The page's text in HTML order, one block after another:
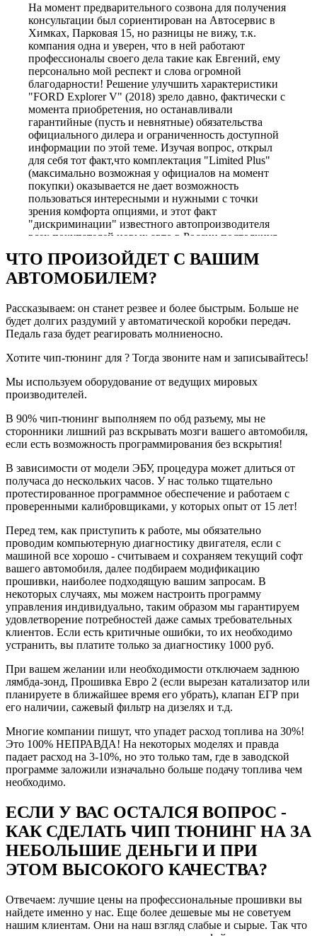
На момент предварительного созвона для получения
консультации был сориентирован на Автосервис в
Химках, Парковая 15, но разницы не вижу, т.к.
компания одна и уверен, что в ней работают
профессионалы своего дела такие как Евгений, ему
персонально мой респект и слова огромной
благодарности! Решение улучшить характеристики
"FORD Explorer V" (2018) зрело давно, фактически с
момента приобретения, но останавливали
гарантийные (пусть и невнятные) обязательства
официального дилера и ограниченность доступной
информации по этой теме. Изучая вопрос, открыл
для себя тот факт,что комплектация "Limited Plus"
(максимально возможная у официалов на момент
покупки) оказывается не дает возможность
пользоваться интересными и нужными с точки
зрения комфорта опциями, и этот факт
"дискриминации" известного автопроизводителя
всех покупателей новых авто в России подтолкнул
меня к еще более глубокому изучению вопроса.
После многочисленных прозвонов и общения, в том
числе с теми, кто пытался навязывать только свое
видение решение проблемы и не желал заниматься
остановился на компании "Зачипован", заранее
оговорив с Евгением, что окончательное решение по
тому что будем делать с авто примем во время
встречи. Так и сделали: встретились, еще раз все
оговорили и в течение получаса Евгений исполнил
все как и требовалось. В итоге получилось
активировать несколько модулей:
- при заведенном авто и отсутствии ключа
блокируется АКПП;
- активировано управление климатом "с руля" в
правом окошке БК;
- активирована индикация наружной температуры в
правом окошке БК;
- активирована возможность изменения настроек
зеркал при движении задним ходом (помощь при
парковке);
автоматически). Ну, и самое главное, уже по дороге
домой оценил в полной мере те ранее скрытые
возможности эластичной и согласованной работы
пары "двигатель/трансмиссия"автомобиля, которые
теперь стали доступны!
Евгений, огромное Вам спасибо за отзывчивость,
человеческое общение и профессионализм! Удачи и
еще больше благодарных клиентов!!!
Рейтинг отзыва:5
Давно знаю компанию и Евгения, соответственно
выбор был для меня очевиден. Договорившись
заранее о встрече, приехал в назначенное время и в
оговоренное место (удобное для обеих сторон). Женя
был как всегда пунктуален (за что ему отдельная
благодарность).
Почитал ошибки, с улыбкой сказал что я как всегда
ошибки были не связанные с жизнедеятельностью
двигателя или топливной системы, потому в чипе
отказано не было (моторы с ошибкой по двигателю
сначала конечно же чинятся).
Вообщем считали стоковую прошивку, и буквально
главное что есть результат).
Вообщем разница действительно ощутима:
Ну во первых мотор стал крутиться более 5,5 тыс
ЧТО ПРОИЗОЙДЕТ С ВАШИМ
АВТОМОБИЛЕМ?
Рассказываем: он станет резвее и более быстрым. Больше не
будет долгих раздумий у автоматической коробки передач.
Педаль газа будет реагировать молниеносно.
Хотите чип-тюнинг для ? Тогда звоните нам и записывайтесь!
Мы используем оборудование от ведущих мировых
производителей.
В 90% чип-тюнинг выполняем по обд разъему, мы не
сторонники лишний раз вскрывать мозги вашего автомобиля,
если есть возможность программирования без вскрытия!
В зависимости от модели ЭБУ, процедура может длиться от
получаса до нескольких часов. У нас только тщательно
протестированное программное обеспечение и работаем с
проверенными калибровщиками, у которых опыт от 15 лет!
Перед тем, как приступить к работе, мы обязательно
проводим компьютерную диагностику двигателя, если с
машиной все хорошо - считываем и сохраняем текущий софт
вашего автомобиля, далее подбираем модификацию
прошивки, наиболее подходящую вашим запросам. В
некоторых случаях, мы можем настроить программу
управления индивидуально, таким образом мы гарантируем
удовлетворение потребностей даже самых требовательных
клиентов. Если есть критичные ошибки, то их необходимо
устранить, вы платите только за диагностику 1000 руб.
При вашем желании или необходимости отключаем заднюю
лямбда-зонд, Прошивка Евро 2 (если вырезан катализатор или
планируете в ближайшее время его убрать), клапан ЕГР при
его наличии, сажевый фильтр на дизелях и т.д.
Многие компании пишут, что упадет расход топлива на 30%!
Это 100% НЕПРАВДА! На некоторых моделях и правда
падает расход на 3-10%, но это только там, где в заводской
программе заложили изначально больше подачу топлива чем
необходимо.
ЕСЛИ У ВАС ОСТАЛСЯ ВОПРОС -
КАК СДЕЛАТЬ ЧИП ТЮНИНГ НА ЗА
НЕБОЛЬШИЕ ДЕНЬГИ И ПРИ
ЭТОМ ВЫСОКОГО КАЧЕСТВА?
Отвечаем: лучшие цены на профессиональные прошивки вы
найдете именно у нас. Еще более дешевые мы не советуем
нашим клиентам. Они на наш взгляд слабые и сырые. Так что